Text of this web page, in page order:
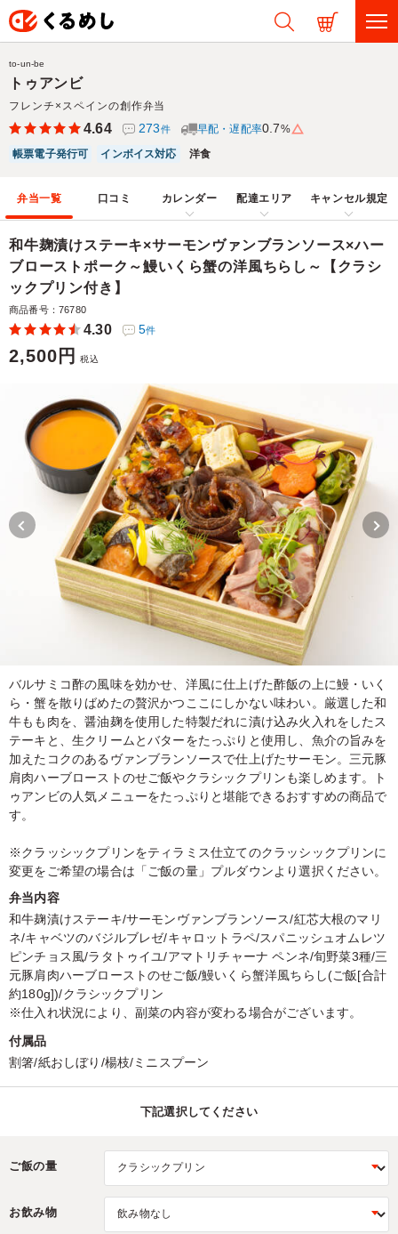
トゥアンビ
フレンチ×スペインの創作弁当
to-un-be
4.64 273件 早配・遅配率0.7%
帳票電子発行可
インボイス対応 洋食
弁当一覧 口コミ カレンダー 配達エリア キャンセル規定
和牛麹漬けステーキ×サーモンヴァンブランソース×ハー
ブローストポーク～鰻いくら蟹の洋風ちらし～【クラシ
ックプリン付き】
商品番号：76780
4.30 5件
2,500円 税込
バルサミコ酢の風味を効かせ、洋風に仕上げた酢飯の上に鰻・いく
ら・蟹を散りばめたの贅沢かつここにしかない味わい。厳選した和
牛もも肉を、醤油麹を使用した特製だれに漬け込み火入れをしたス
テーキと、生クリームとバターをたっぷりと使用し、魚介の旨みを
加えたコクのあるヴァンブランソースで仕上げたサーモン。三元豚
肩肉ハーブローストのせご飯やクラシックプリンも楽しめます。ト
ゥアンビの人気メニューをたっぷりと堪能できるおすすめの商品で
す。
※クラッシックプリンをティラミス仕立てのクラッシックプリンに
変更をご希望の場合は「ご飯の量」プルダウンより選択ください。
弁当内容
和牛麹漬けステーキ/サーモンヴァンブランソース/紅芯大根のマリ
ネ/キャベツのバジルブレゼ/キャロットラペ/スパニッシュオムレツ
ピンチョス風/ラタトゥイユ/アマトリチャーナ ペンネ/旬野菜3種/三
元豚肩肉ハーブローストのせご飯/鰻いくら蟹洋風ちらし(ご飯[合計
約180g])/クラシックプリン
※仕入れ状況により、副菜の内容が変わる場合がございます。
付属品
割箸/紙おしぼり/楊枝/ミニスプーン
下記選択してください
ご飯の量
お飲み物